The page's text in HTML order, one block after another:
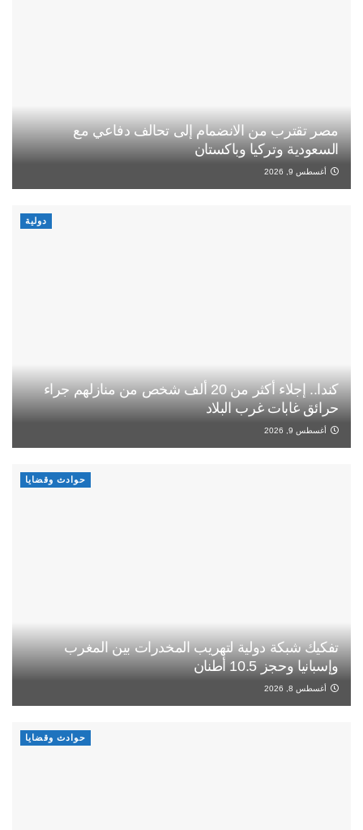
مصر تقترب من الانضمام إلى تحالف دفاعي مع
السعودية وتركيا وباكستان
أغسطس 9, 2026
دولية
كندا.. إجلاء أكثر من 20 ألف شخص من منازلهم جراء
حرائق غابات غرب البلاد
أغسطس 9, 2026
حوادث وقضايا
تفكيك شبكة دولية لتهريب المخدرات بين المغرب
وإسبانيا وحجز 10.5 أطنان
أغسطس 8, 2026
حوادث وقضايا